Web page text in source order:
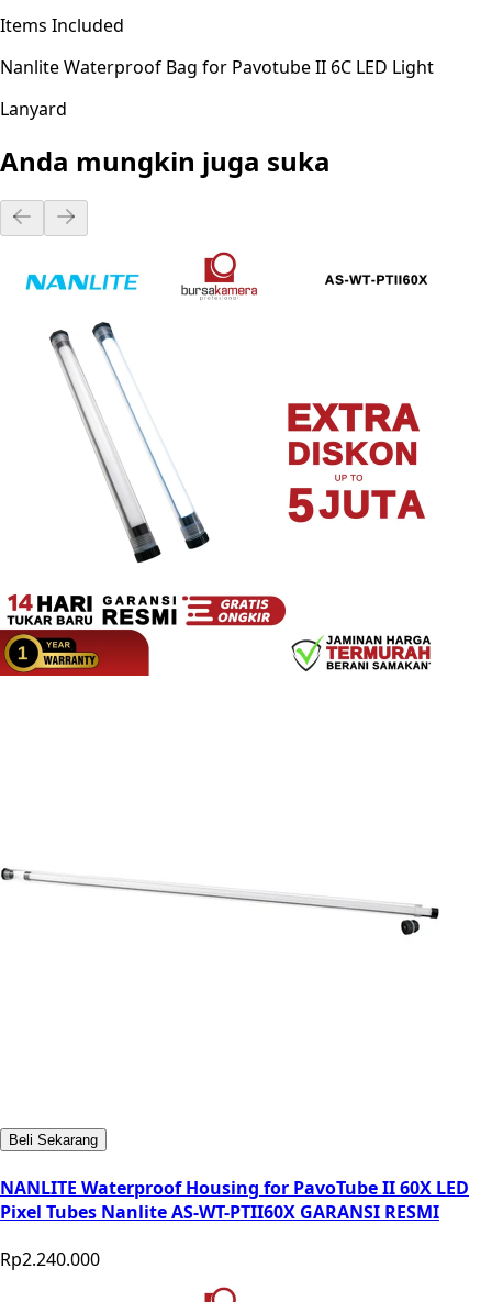
Items Included
Nanlite Waterproof Bag for Pavotube II 6C LED Light
Lanyard
Anda mungkin juga suka
Beli Sekarang
NANLITE Waterproof Housing for PavoTube II 60X LED
Pixel Tubes Nanlite AS-WT-PTII60X GARANSI RESMI
Rp2.240.000